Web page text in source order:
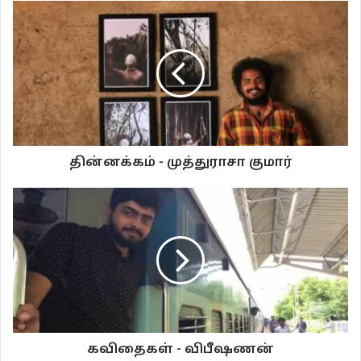
வடதிசையில் நடக்கலானேன்
முந்திய இரவில்
இமயச் சாரலும்
நரந்தைப் புல்வெளியும்
கனவில் வந்ததாய்
என்னிடம் சொல்லியிருந்தது
அங்கே
என் வரவை நோக்கியிருந்த அது
புல்வெளியின் மீது
என்னை முட்டித்தள்ளியது
நரந்தையை மேய்ந்துவிட்டு
களைப்புடன் நான்
கவரிமாக் கூட்டமொன்றின் நடுவே
உறங்கிக்கொண்டிருந்தேன்
கனவிலே
கன்றுக்குட்டி
தின்னக்கம் - முத்துராசா குமார்
கவிதைகள் - விபீஷணன்